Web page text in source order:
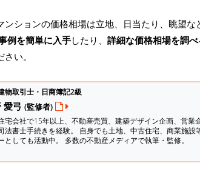
ンションの価格相場は立地、日当たり、眺望
例を簡単に入手したり、 詳細な価格相場を調べ
い。
物取引士・日商簿記2級
愛弓 (監修者)
宅会社で15年以上、不動産売買、建築デザイン企画、営
法書士手続きを経験。 自身でも土地、中古住宅、商業施
としても活動中。 多数の不動産メディアで執筆・監修。